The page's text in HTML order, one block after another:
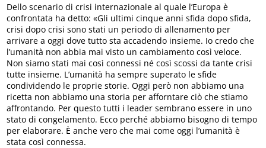
Dello scenario di crisi internazionale al quale l’Europa è
confrontata ha detto: «Gli ultimi cinque anni sfida dopo sfida,
crisi dopo crisi sono stati un periodo di allenamento per
arrivare a oggi dove tutto sta accadendo insieme. Io credo che
l’umanità non abbia mai visto un cambiamento così veloce.
Non siamo stati mai così connessi né così scossi da tante crisi
tutte insieme. L’umanità ha sempre superato le sfide
condividendo le proprie storie. Oggi però non abbiamo una
ricetta non abbiamo una storia per afforntare ciò che stiamo
affrontando. Per questo tutti i leader sembrano essere in uno
stato di congelamento. Ecco perché abbiamo bisogno di tempo
per elaborare. È anche vero che mai come oggi l’umanità è
stata così connessa.